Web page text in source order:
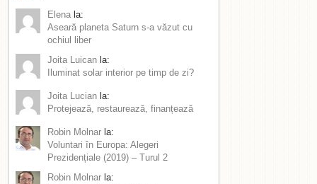
Elena la:
Aseară planeta Saturn s-a văzut cu
ochiul liber
Joita Luican la:
Iluminat solar interior pe timp de zi?
Joita Lucian la:
Protejează, restaurează, finanțează
Robin Molnar la:
Voluntari în Europa: Alegeri
Prezidențiale (2019) – Turul 2
Robin Molnar la: